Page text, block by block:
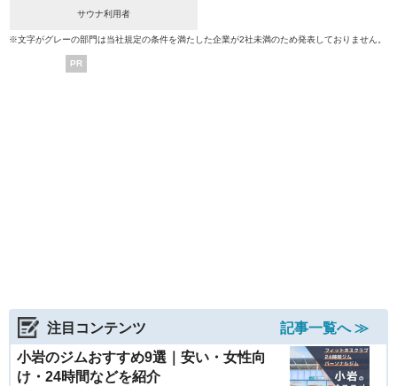
サウナ利用者
※文字がグレーの部門は当社規定の条件を満たした企業が2社未満のため発表しておりません。
PR
注目コンテンツ
記事一覧へ ≫
小岩のジムおすすめ9選｜安い・女性向
け・24時間などを紹介